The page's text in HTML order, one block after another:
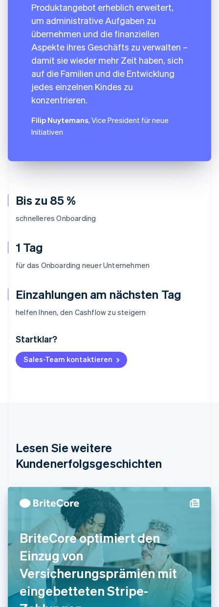
Bis zu 85 %
schnelleres Onboarding
1 Tag
für das Onboarding neuer Unternehmen
Einzahlungen am nächsten Tag
helfen Ihnen, den Cashflow zu steigern
Startklar?
Sales-Team kontaktieren
Produktangebot erheblich erweitert,
um administrative Aufgaben zu
übernehmen und die finanziellen
Aspekte ihres Geschäfts zu verwalten –
damit sie wieder mehr Zeit haben, sich
auf die Familien und die Entwicklung
jedes einzelnen Kindes zu
konzentrieren.
Filip Nuytemans, Vice President für neue
Initiativen
Lesen Sie weitere
Kundenerfolgsgeschichten
BriteCore optimiert den
Einzug von
Versicherungsprämien mit
eingebetteten Stripe-
Australien
Belgien
NederlandsFrançaisDeutschEnglish
DeutschEnglish
English
简体中文English
EnglishSvenska
Frankreich
Français English
Gibraltar
English
Griechenland
English
Indien
English
Irland